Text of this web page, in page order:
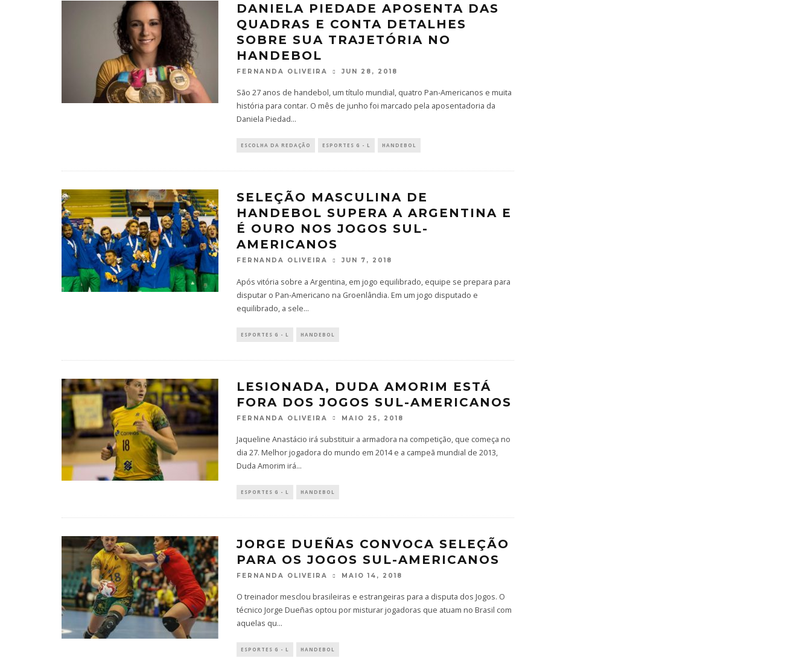
DANIELA PIEDADE APOSENTA DAS
QUADRAS E CONTA DETALHES
SOBRE SUA TRAJETÓRIA NO
HANDEBOL
FERNANDA OLIVEIRA JUN 28, 2018
São 27 anos de handebol, um título mundial, quatro Pan-Americanos e muita
história para contar. O mês de junho foi marcado pela aposentadoria da
Daniela Piedad...
ESCOLHA DA REDAÇÃO ESPORTES G - L HANDEBOL
SELEÇÃO MASCULINA DE
HANDEBOL SUPERA A ARGENTINA E
É OURO NOS JOGOS SUL-
AMERICANOS
FERNANDA OLIVEIRA JUN 7, 2018
Após vitória sobre a Argentina, em jogo equilibrado, equipe se prepara para
disputar o Pan-Americano na Groenlândia. Em um jogo disputado e
equilibrado, a sele...
ESPORTES G - L HANDEBOL
LESIONADA, DUDA AMORIM ESTÁ
FORA DOS JOGOS SUL-AMERICANOS
FERNANDA OLIVEIRA MAIO 25, 2018
Jaqueline Anastácio irá substituir a armadora na competição, que começa no
dia 27. Melhor jogadora do mundo em 2014 e a campeã mundial de 2013,
Duda Amorim irá...
ESPORTES G - L HANDEBOL
JORGE DUEÑAS CONVOCA SELEÇÃO
PARA OS JOGOS SUL-AMERICANOS
FERNANDA OLIVEIRA MAIO 14, 2018
O treinador mesclou brasileiras e estrangeiras para a disputa dos Jogos. O
técnico Jorge Dueñas optou por misturar jogadoras que atuam no Brasil com
aquelas qu...
ESPORTES G - L HANDEBOL